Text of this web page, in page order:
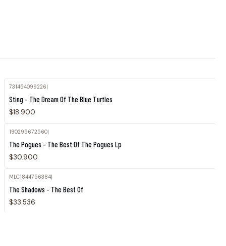
731454099226|
Sting - The Dream Of The Blue Turtles
$18.900
190295672560|
The Pogues - The Best Of The Pogues Lp
$30.900
MLC1844756384
The Shadows - The Best Of
$33.536